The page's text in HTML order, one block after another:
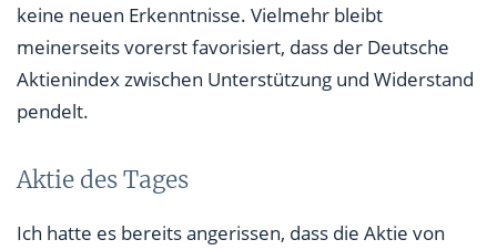
keine neuen Erkenntnisse. Vielmehr bleibt
meinerseits vorerst favorisiert, dass der Deutsche
Aktienindex zwischen Unterstützung und Widerstand
pendelt.
Aktie des Tages
Ich hatte es bereits angerissen, dass die Aktie von